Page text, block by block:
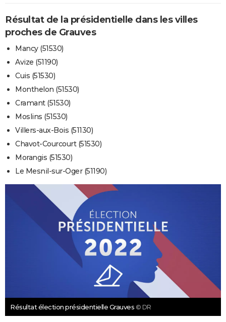
Résultat de la présidentielle dans les villes
proches de Grauves
Mancy (51530)
Avize (51190)
Cuis (51530)
Monthelon (51530)
Cramant (51530)
Moslins (51530)
Villers-aux-Bois (51130)
Chavot-Courcourt (51530)
Morangis (51530)
Le Mesnil-sur-Oger (51190)
Résultat élection présidentielle Grauves © DR